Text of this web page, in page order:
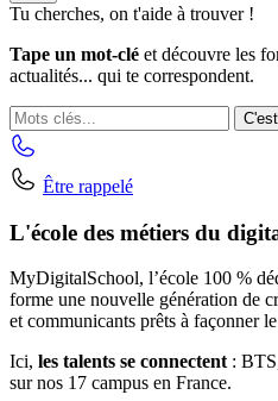
Tu cherches, on t'aide à trouver !
Tape un mot-clé et découvre les
actualités... qui te correspondent.
Être rappelé
L'école des métiers du
MyDigitalSchool, l’école 100 %
forme une nouvelle génération de
et communicants prêts à façonner
Ici, les talents se connectent:
sur nos 17 campus en France.